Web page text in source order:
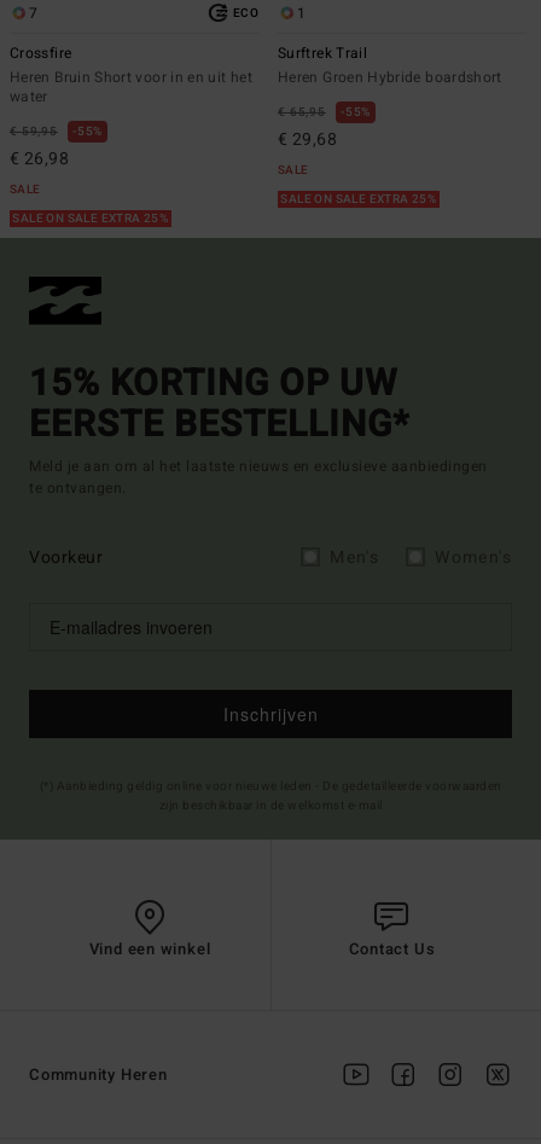
7 ECO
Crossfire
Heren Bruin Short voor in en uit het
water
€ 59,95 55%
€ 26,98
SALE
SALE ON SALE EXTRA 25%
1
Surftrek Trail
Heren Groen Hybride boardshort
€ 65,95 55%
€ 29,68
SALE
SALE ON SALE EXTRA 25%
15% KORTING OP UW
EERSTE BESTELLING*
Meld je aan om al het laatste nieuws en exclusieve aanbiedingen
te ontvangen.
Voorkeur
Inschrijven
Vind een winkel Contact Us
Community Heren